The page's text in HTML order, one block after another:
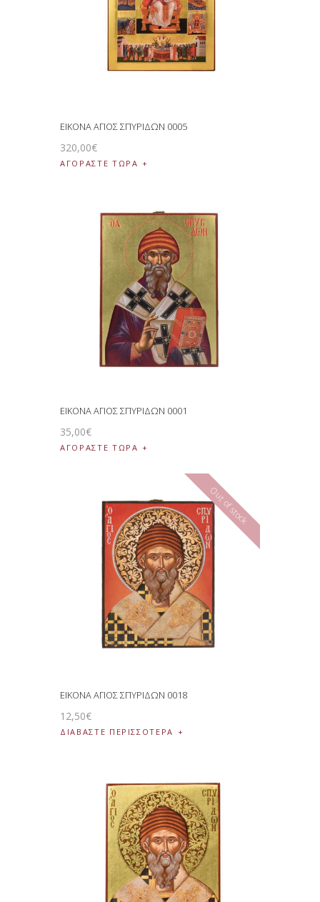
ΕΙΚΟΝΑ ΑΓΙΟΣ ΣΠΥΡΙΔΩΝ 0005
320,00€
ΑΓΟΡΑΣΤΕ ΤΩΡΑ
ΕΙΚΟΝΑ ΑΓΙΟΣ ΣΠΥΡΙΔΩΝ 0001
35,00€
ΑΓΟΡΑΣΤΕ ΤΩΡΑ
Out of stock
ΕΙΚΟΝΑ ΑΓΙΟΣ ΣΠΥΡΙΔΩΝ 0018
12,50€
ΔΙΑΒΆΣΤΕ ΠΕΡΙΣΣΌΤΕΡΑ